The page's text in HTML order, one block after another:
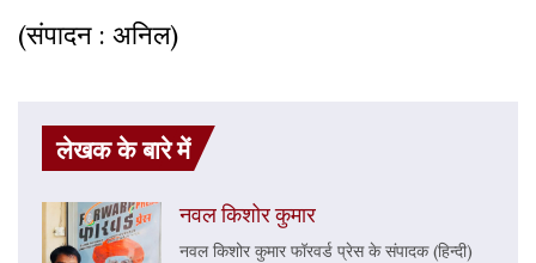
(संपादन : अनिल)
लेखक के बारे में
नवल किशोर कुमार
नवल किशोर कुमार फॉरवर्ड प्रेस के संपादक (हिन्दी)